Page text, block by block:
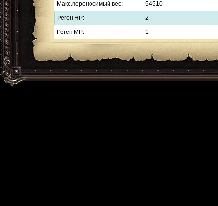
Макс.переносимый вес: 54510
Реген HP: 2
Реген MP: 1